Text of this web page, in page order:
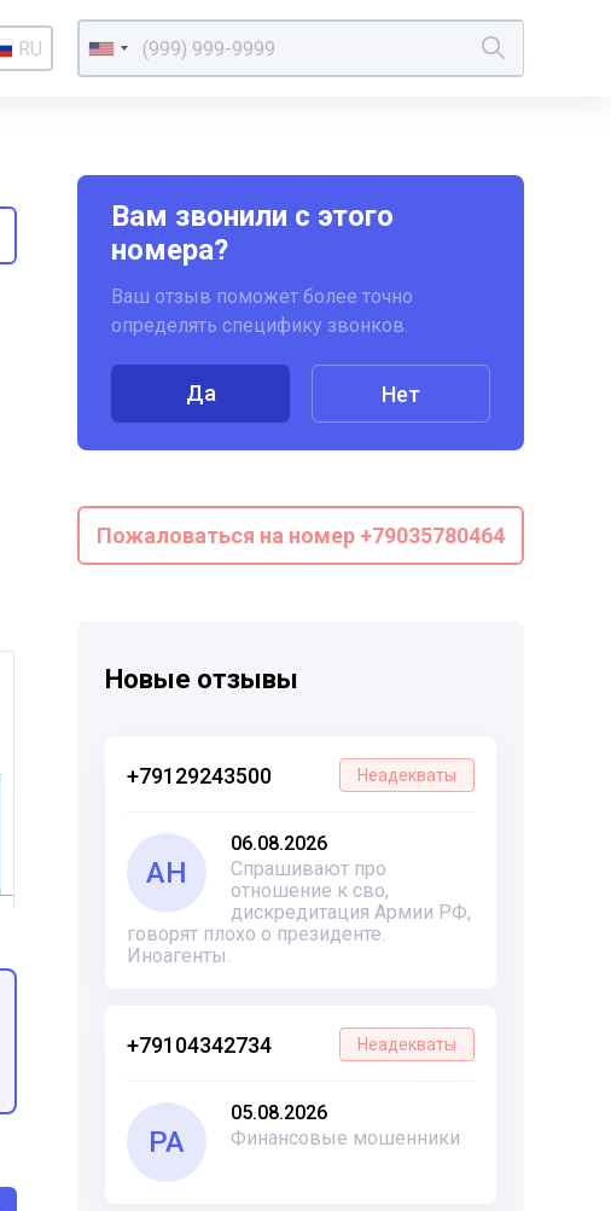
RU
Вам звонили с этого
номера?
Ваш отзыв поможет более точно
определять специфику звонков.
Да Нет
Пожаловаться на номер +79035780464
Новые отзывы
+79129243500 Неадекваты
АН
06.08.2026
Спрашивают про
отношение к сво,
дискредитация Армии РФ,
говорят плохо о президенте.
Иноагенты.
+79104342734 Неадекваты
РА
05.08.2026
Финансовые мошенники